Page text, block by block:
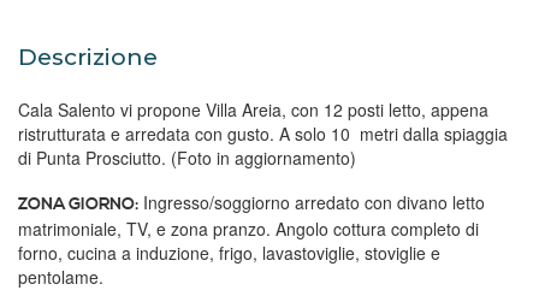
Descrizione
Cala Salento vi propone Villa Areia, con 12 posti letto, appena
ristrutturata e arredata con gusto. A solo 10 metri dalla spiaggia
di Punta Prosciutto. (Foto in aggiornamento)
ZONA GIORNO: Ingresso/soggiorno arredato con divano letto
matrimoniale, TV, e zona pranzo. Angolo cottura completo di
forno, cucina a induzione, frigo, lavastoviglie, stoviglie e
pentolame.